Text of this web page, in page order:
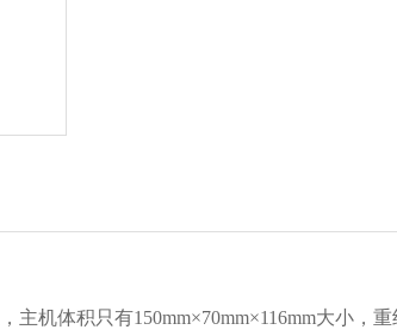
机体积只有150mm×70mm×116mm大小，